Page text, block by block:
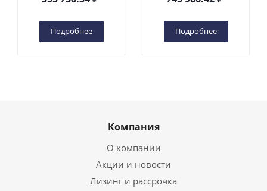
(автономный) (G) в
Подробнее
(автономный) (N) в
Подробнее
Компания
О компании
Акции и новости
Лизинг и рассрочка